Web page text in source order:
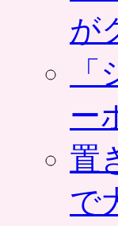
が
ー
置
で